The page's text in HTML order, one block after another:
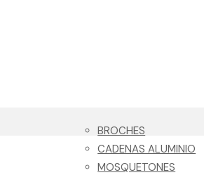
BROCHES
CADENAS ALUMINIO
MOSQUETONES